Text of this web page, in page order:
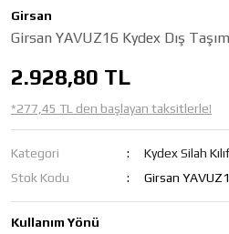
Girsan
Girsan YAVUZ16 Kydex Dış
2.928,80 TL
*277,45 TL den başlayan taksitlerle!
Kategori
Kydex Silah
Stok Kodu
Girsan
Kullanım Yönü